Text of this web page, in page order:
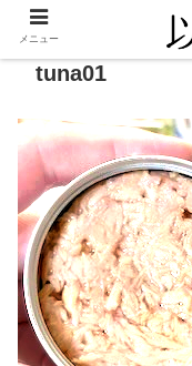
tuna01
メニュー